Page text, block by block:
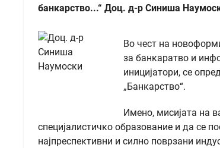
банкарство...“ Доц. д-р Синиша
Во чест на
за банкаратво и
иницијатори, се
„Банкарство“.
Имено, мисијата на
специјалистичко образование и да се
најпреспективни и силно поврзани